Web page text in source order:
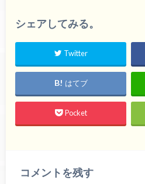
シェアしてみる。
Twitter
はてブ
Pocket
コメントを残す